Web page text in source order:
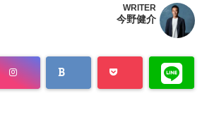
WRITER
今野健介